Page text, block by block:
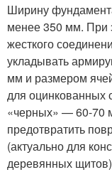
Ширину
менее 350 мм. При
жесткого
укладывать
мм и размером
для оцинкованных
«черных» — 60-70
предотвратить
(актуально для
деревянных